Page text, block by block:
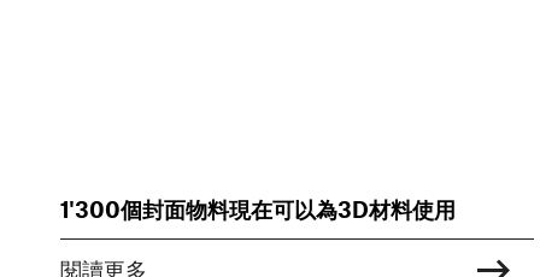
1'300個封面物料現在可以為3D材料使用
閱讀更多